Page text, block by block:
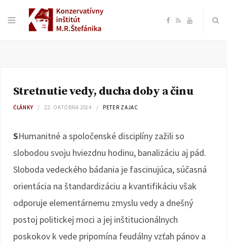
F
e
o
R Y
T
e
Stretnutie vedy, ducha doby a činu
ČLÁNKY 22. OKTÓBRA 2014 PETER ZAJAC
SHumanitné a spoločenské disciplíny zažili so
slobodou svoju hviezdnu hodinu, banalizáciu aj pád.
Sloboda vedeckého bádania je fascinujúca, súčasná
orientácia na štandardizáciu a kvantifikáciu však
odporuje elementárnemu zmyslu vedy a dnešný
postoj politickej moci a jej inštitucionálnych
poskokov k vede pripomína feudálny vzťah pánov a